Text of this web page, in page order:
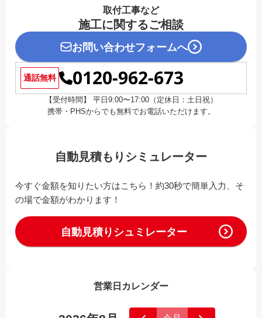
取付工事など
施工に関するご相談
お問い合わせフォームへ
通話無料 0120-962-673
【受付時間】 平日9:00〜17:00（定休日：土日祝）
携帯・PHSからでも無料でお電話いただけます。
自動見積もりシミュレーター
今すぐ金額を知りたい方はこちら！約30秒で簡単入力、そ
の場で金額がわかります！
自動見積りシュミレーター
営業日カレンダー